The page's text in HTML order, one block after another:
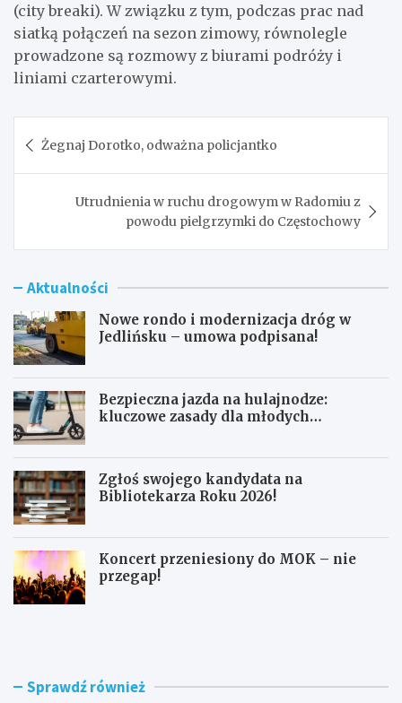
(city breaki). W związku z tym, podczas prac nad
siatką połączeń na sezon zimowy, równolegle
prowadzone są rozmowy z biurami podróży i
liniami czarterowymi.
Nawigacja
wpisu
Żegnaj Dorotko, odważna policjantko
Utrudnienia w ruchu drogowym w Radomiu z
powodu pielgrzymki do Częstochowy
Aktualności
Nowe rondo i modernizacja dróg w
Jedlińsku – umowa podpisana!
Bezpieczna jazda na hulajnodze:
kluczowe zasady dla młodych
Zgłoś swojego kandydata na
Bibliotekarza Roku 2026!
Koncert przeniesiony do MOK – nie
przegap!
N
o
B
e Sprawdź również